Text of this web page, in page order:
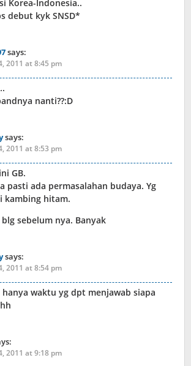
Korea-Indonesia..
debut kyk SNSD*
says:
2011 at 8:45 pm
nanti??:D
says:
2011 at 8:53 pm
GB.
pasti ada permasalahan budaya. Yg
kambing hitam.
sebelum nya. Banyak
says:
2011 at 8:54 pm
waktu yg dpt menjawab siapa
2011 at 9:18 pm